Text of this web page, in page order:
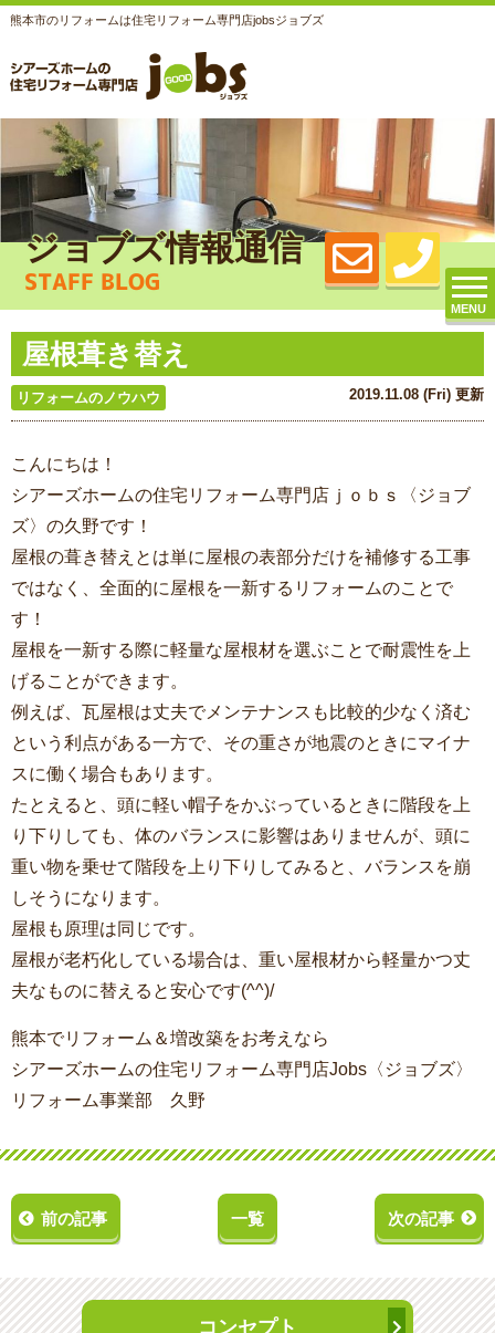
熊本市のリフォームは住宅リフォーム専門店jobsジョブズ
MENU
ジョブズ情報通信
STAFF BLOG
屋根葺き替え
リフォームのノウハウ 2019.11.08 (Fri) 更新
こんにちは！
シアーズホームの住宅リフォーム専門店ｊｏｂｓ〈ジョブ
ズ〉の久野です！
屋根の葺き替えとは単に屋根の表部分だけを補修する工事
ではなく、全面的に屋根を一新するリフォームのことで
す！
屋根を一新する際に軽量な屋根材を選ぶことで耐震性を上
げることができます。
例えば、瓦屋根は丈夫でメンテナンスも比較的少なく済む
という利点がある一方で、その重さが地震のときにマイナ
スに働く場合もあります。
たとえると、頭に軽い帽子をかぶっているときに階段を上
り下りしても、体のバランスに影響はありませんが、頭に
重い物を乗せて階段を上り下りしてみると、バランスを崩
しそうになります。
屋根も原理は同じです。
屋根が老朽化している場合は、重い屋根材から軽量かつ丈
夫なものに替えると安心です(^^)/
熊本でリフォーム＆増改築をお考えなら
シアーズホームの住宅リフォーム専門店Jobs〈ジョブズ〉
リフォーム事業部 久野
前の記事 一覧 次の記事
コンセプト